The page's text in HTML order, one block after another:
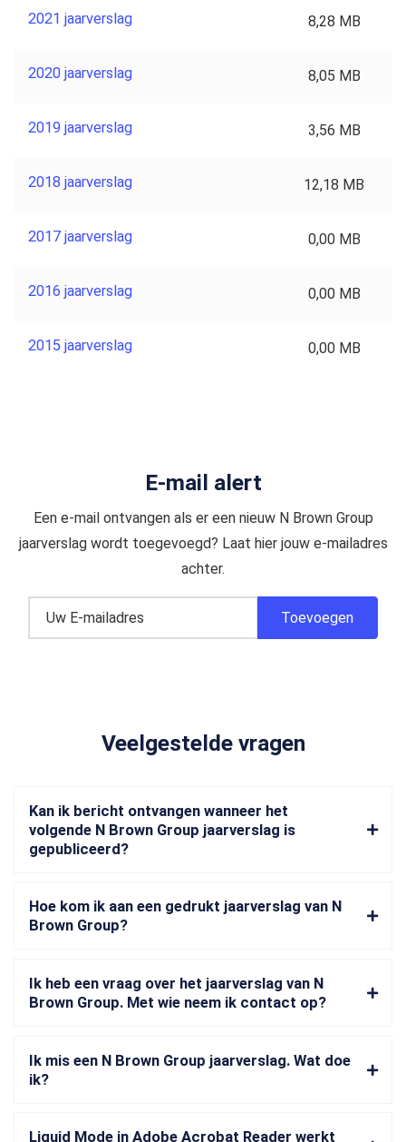
2021 jaarverslag 8,28 MB
2020 jaarverslag 8,05 MB
2019 jaarverslag 3,56 MB
2018 jaarverslag 12,18 MB
2017 jaarverslag 0,00 MB
2016 jaarverslag 0,00 MB
2015 jaarverslag 0,00 MB
E-mail alert
Een e-mail ontvangen als er een nieuw N Brown Group
jaarverslag wordt toegevoegd? Laat hier jouw e-mailadres
achter.
Veelgestelde vragen
Kan ik bericht ontvangen wanneer het
volgende N Brown Group jaarverslag is
gepubliceerd?
Hoe kom ik aan een gedrukt jaarverslag van N
Brown Group?
Ik heb een vraag over het jaarverslag van N
Brown Group. Met wie neem ik contact op?
Ik mis een N Brown Group jaarverslag. Wat doe
ik?
Liquid Mode in Adobe Acrobat Reader werkt